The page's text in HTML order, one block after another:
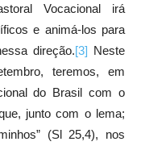
Vocacional irá
e animá-los para
direção.[3] Neste
teremos, em
do Brasil com o
junto com o lema;
(Sl 25,4), nos